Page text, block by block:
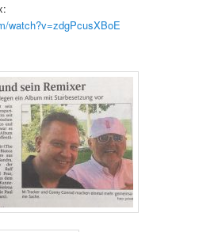
watch?v=zdgPcusXBoE